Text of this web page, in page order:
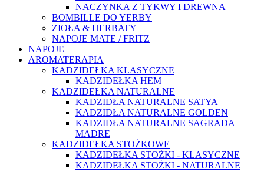
NACZYNKA Z TYKWY I DREWNA
BOMBILLE DO YERBY
ZIOŁA & HERBATY
NAPOJE MATE / FRITZ
NAPOJE
AROMATERAPIA
KADZIDEŁKA KLASYCZNE
KADZIDEŁKA HEM
KADZIDEŁKA NATURALNE
KADZIDŁA NATURALNE SATYA
KADZIDŁA NATURALNE GOLDEN
KADZIDŁA NATURALNE SAGRADA
MADRE
KADZIDEŁKA STOŻKOWE
KADZIDEŁKA STOŻKI - KLASYCZNE
KADZIDEŁKA STOŻKI - NATURALNE